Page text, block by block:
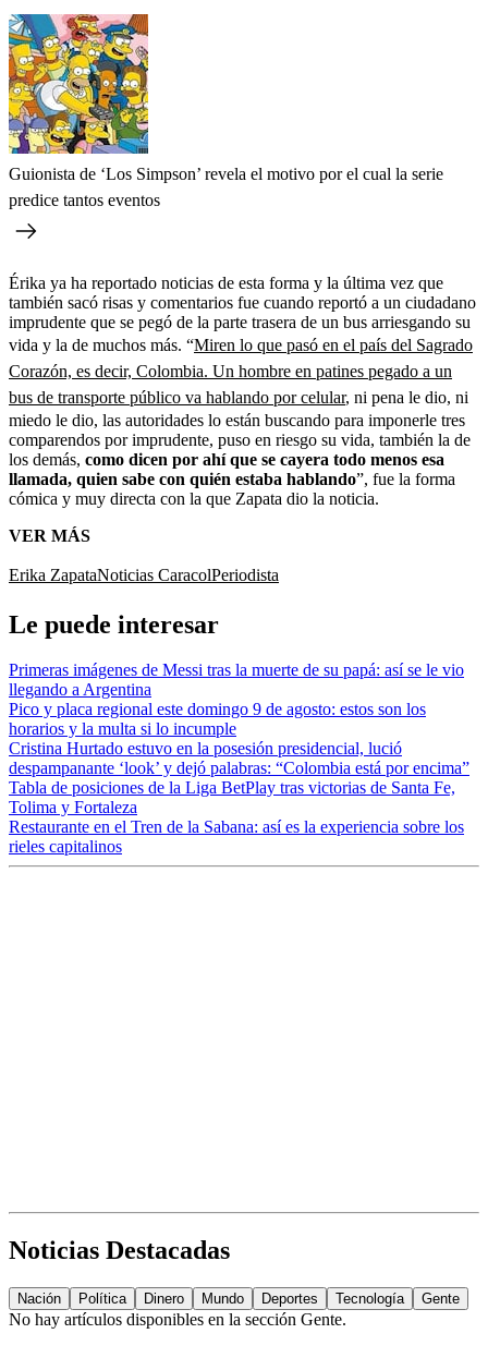
Guionista de ‘Los Simpson’ revela el motivo por el cual la serie
predice tantos eventos
Érika ya ha reportado noticias de esta forma y la última vez que
también sacó risas y comentarios fue cuando reportó a un ciudadano
imprudente que se pegó de la parte trasera de un bus arriesgando su
vida y la de muchos más. “Miren lo que pasó en el país del Sagrado
Corazón, es decir, Colombia. Un hombre en patines pegado a un
bus de transporte público va hablando por celular, ni pena le dio, ni
miedo le dio, las autoridades lo están buscando para imponerle tres
comparendos por imprudente, puso en riesgo su vida, también la de
los demás, como dicen por ahí que se cayera todo menos esa
llamada, quien sabe con quién estaba hablando”, fue la forma
cómica y muy directa con la que Zapata dio la noticia.
VER MÁS
Erika ZapataNoticias CaracolPeriodista
Le puede interesar
Primeras imágenes de Messi tras la muerte de su papá: así se le vio
llegando a Argentina
Pico y placa regional este domingo 9 de agosto: estos son los
horarios y la multa si lo incumple
Cristina Hurtado estuvo en la posesión presidencial, lució
despampanante ‘look’ y dejó palabras: “Colombia está por encima”
Tabla de posiciones de la Liga BetPlay tras victorias de Santa Fe,
Tolima y Fortaleza
Restaurante en el Tren de la Sabana: así es la experiencia sobre los
rieles capitalinos
Noticias Destacadas
Nación Política Dinero Mundo Deportes Tecnología Gente
No hay artículos disponibles en la sección Gente.